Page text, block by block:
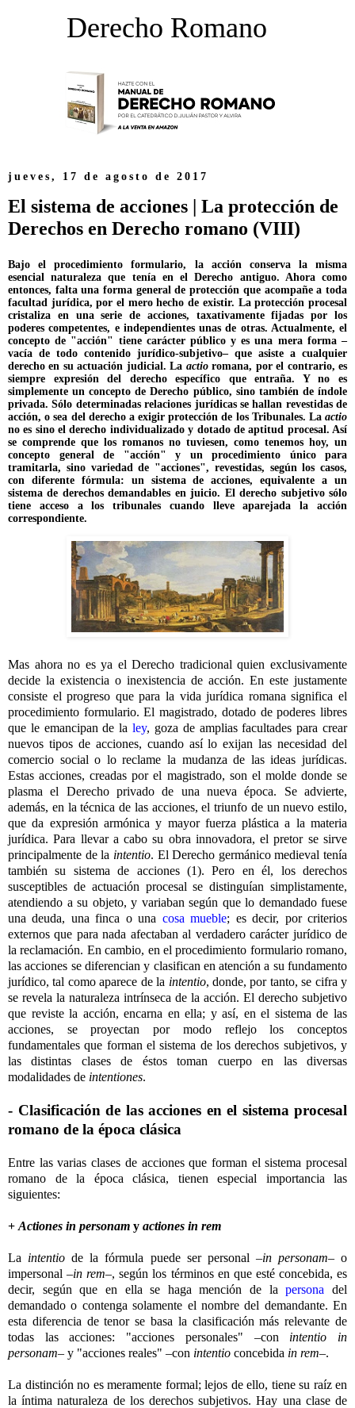
Derecho Romano
jueves, 17 de agosto de 2017
El sistema de acciones | La protección de
Derechos en Derecho romano (VIII)
Bajo el procedimiento formulario, la acción conserva la misma
esencial naturaleza que tenía en el Derecho antiguo. Ahora como
entonces, falta una forma general de protección que acompañe a toda
facultad jurídica, por el mero hecho de existir. La protección procesal
cristaliza en una serie de acciones, taxativamente fijadas por los
poderes competentes, e independientes unas de otras. Actualmente, el
concepto de "acción" tiene carácter público y es una mera forma –
vacía de todo contenido jurídico-subjetivo– que asiste a cualquier
derecho en su actuación judicial. La actioromana, por el contrario, es
siempre expresión del derecho específico que entraña. Y no es
simplemente un concepto de Derecho público, sino también de índole
privada. Sólo determinadas relaciones jurídicas se hallan revestidas de
acción, o sea del derecho a exigir protección de los Tribunales. La actio
no es sino el derecho individualizado y dotado de aptitud procesal. Así
se comprende que los romanos no tuviesen, como tenemos hoy, un
concepto general de "acción" y un procedimiento único para
tramitarla, sino variedad de "acciones", revestidas, según los casos,
con diferente fórmula: un sistema de acciones, equivalente a un
sistema de derechos demandables en juicio. El derecho subjetivo sólo
tiene acceso a los tribunales cuando lleve aparejada la acción
correspondiente.
Mas ahora no es ya el Derecho tradicional quien exclusivamente
decide la existencia o inexistencia de acción. En este justamente
consiste el progreso que para la vida jurídica romana significa el
procedimiento formulario. El magistrado, dotado de poderes libres
que le emancipan de laley, goza de amplias facultades para crear
nuevos tipos de acciones, cuando así lo exijan las necesidad del
comercio social o lo reclame la mudanza de las ideas jurídicas.
Estas acciones, creadas por el magistrado, son el molde donde se
plasma el Derecho privado de una nueva época. Se advierte,
además, en la técnica de las acciones, el triunfo de un nuevo estilo,
que da expresión armónica y mayor fuerza plástica a la materia
jurídica. Para llevar a cabo su obra innovadora, el pretor se sirve
principalmente de la intentio. El Derecho germánico medieval tenía
también su sistema de acciones (1). Pero en él, los derechos
susceptibles de actuación procesal se distinguían simplistamente,
atendiendo a su objeto, y variaban según que lo demandado fuese
una deuda, una finca o una cosa mueble; es decir, por criterios
externos que para nada afectaban al verdadero carácter jurídico de
la reclamación. En cambio, en el procedimiento formulario romano,
las acciones se diferencian y clasifican en atención a su fundamento
jurídico, tal como aparece de la intentio, donde, por tanto, se cifra y
se revela la naturaleza intrínseca de la acción. El derecho subjetivo
que reviste la acción, encarna en ella; y así, en el sistema de las
acciones, se proyectan por modo reflejo los conceptos
fundamentales que forman el sistema de los derechos subjetivos, y
las distintas clases de éstos toman cuerpo en las diversas
modalidades de intentiones.
- Clasificación de las acciones en el sistema procesal
romano de la época clásica
Entre las varias clases de acciones que forman el sistema procesal
romano de la época clásica, tienen especial importancia las
siguientes:
+ Actiones in personam y actiones in rem
La intentio de la fórmula puede ser personal –in personam– o
impersonal –in rem–, según los términos en que esté concebida, es
decir, según que en ella se haga mención de lapersona del
demandado o contenga solamente el nombre del demandante. En
esta diferencia de tenor se basa la clasificación más relevante de
todas las acciones: "acciones personales" –con intentio in
personam– y "acciones reales" –con intentio concebida in rem–.
La distinción no es meramente formal; lejos de ello, tiene su raíz en
la íntima naturaleza de los derechos subjetivos. Hay una clase de